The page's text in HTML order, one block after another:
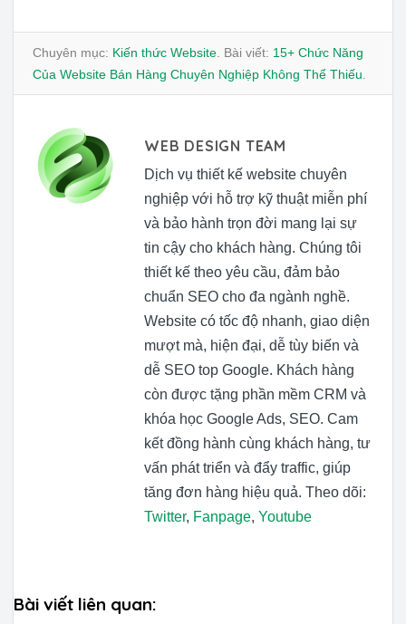
Chuyên mục: Kiến thức Website . Bài viết: 15+ Chức Năng
Của Website Bán Hàng Chuyên Nghiệp Không Thể Thiếu
WEB DESIGN TEAM
Dịch vụ thiết kế website chuyên
nghiệp với hỗ trợ kỹ thuật miễn phí
và bảo hành trọn đời mang lại sự
tin cậy cho khách hàng. Chúng tôi
thiết kế theo yêu cầu, đảm bảo
chuẩn SEO cho đa ngành nghề.
Website có tốc độ nhanh, giao diện
mượt mà, hiện đại, dễ tùy biến và
dễ SEO top Google. Khách hàng
còn được tặng phần mềm CRM và
khóa học Google Ads, SEO. Cam
kết đồng hành cùng khách hàng, tư
vấn phát triển và đẩy traffic, giúp
tăng đơn hàng hiệu quả. Theo dõi:
Twitter, Fanpage, Youtube
Bài viết liên quan: